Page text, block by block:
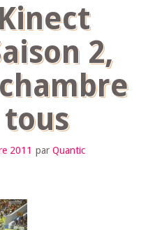
2,
2011 par Quantic